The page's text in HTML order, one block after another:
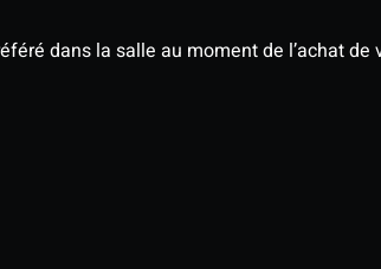
dans la salle au moment de l’achat